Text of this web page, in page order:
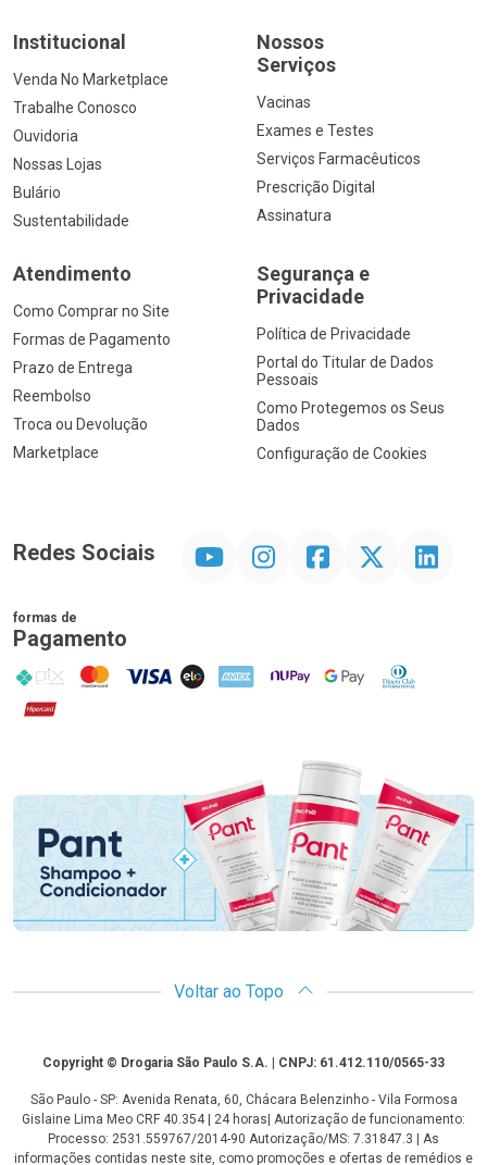
Institucional
Venda No Marketplace
Trabalhe Conosco
Ouvidoria
Nossas Lojas
Bulário
Sustentabilidade
Nossos
Serviços
Vacinas
Exames e Testes
Serviços Farmacêuticos
Prescrição Digital
Assinatura
Atendimento
Como Comprar no Site
Formas de Pagamento
Prazo de Entrega
Reembolso
Troca ou Devolução
Marketplace
Segurança e
Privacidade
Política de Privacidade
Portal do Titular de Dados
Pessoais
Como Protegemos os Seus
Dados
Configuração de Cookies
Redes Sociais InstagramFacebookTwitter Linkedin
formas de
Pagamento
PIX MasterCard
VISA ELO AMEX NuPay Google PayDiners Club
Hipercard
Voltar ao Topo
CopyrightCopyright © Drogaria São Paulo S.A. | CNPJ: 61.412.110/0565-33
São Paulo - SP: Avenida Renata, 60, Chácara Belenzinho - Vila Formosa
Gislaine Lima Meo CRF 40.354 | 24 horas| Autorização de funcionamento:
Processo: 2531.559767/2014-90 Autorização/MS: 7.31847.3 | As
informações contidas neste site, como promoções e ofertas de remédios e